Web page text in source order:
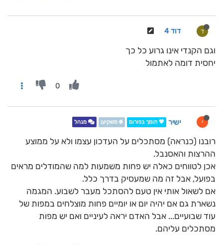
ד דוד 4
וגם הקנדי אינו גרוע כל כך
יחסית דומה לאתמול
0
י ישיר 💖 תומך בפורום ❄️ משקיען מנהל
רובנו (כנראה) מסתכלים על העדכון עצמו ולא על ממוצע
ההרצות והאסנבל.
אכן לטווחים כאלה יש פחות משמעות למה שהמודלים מראים
בפועל, אבל זה מה שמעסיק בדרך כלל.
אם לשאול אותי אין טעם להסתכל מעבר לשבוע. המגמה
נשארת גם אם יהיה יום או יומיים פחות מוצלחים במפות של
עוד שבועיים... אבל האדם יראה לעיניים ואם יש מפות
מסתכלים עליהם.